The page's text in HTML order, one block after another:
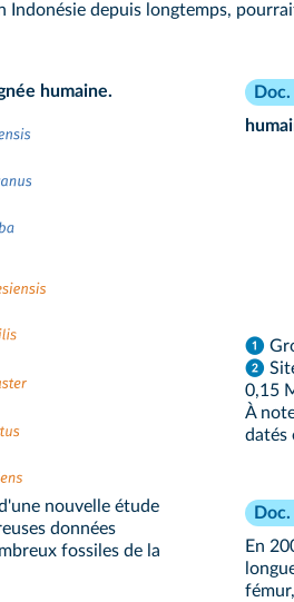
Indonésie depuis longtemps,
humaine.
nouvelle étude
données
fossiles de la
❶
❷
0,15
À
datés
En